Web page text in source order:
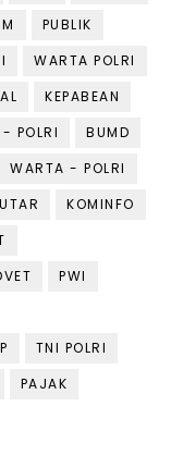
PUBLIK
WARTA POLRI
KEPABEAN
POLRI
BUMD
WARTA - POLRI
KOMINFO
PWI
P
TNI POLRI
PAJAK